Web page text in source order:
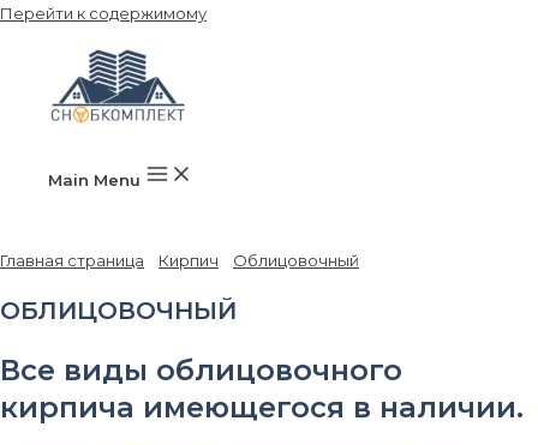
Перейти к содержимому
Main Menu
Главная страница Кирпич Облицовочный
ОБЛИЦОВОЧНЫЙ
Все виды облицовочного
кирпича имеющегося в наличии.